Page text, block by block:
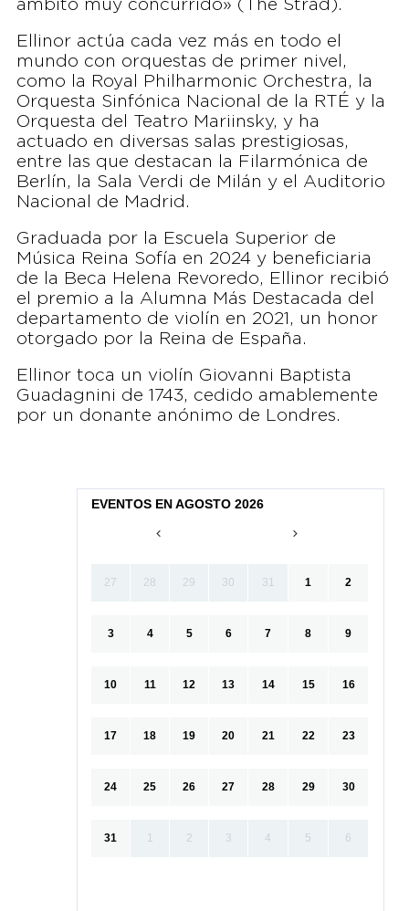
ámbito muy concurrido» (The Strad).
Ellinor actúa cada vez más en todo el
mundo con orquestas de primer nivel,
como la Royal Philharmonic Orchestra, la
Orquesta Sinfónica Nacional de la RTÉ y la
Orquesta del Teatro Mariinsky, y ha
actuado en diversas salas prestigiosas,
entre las que destacan la Filarmónica de
Berlín, la Sala Verdi de Milán y el Auditorio
Nacional de Madrid.
Graduada por la Escuela Superior de
Música Reina Sofía en 2024 y beneficiaria
de la Beca Helena Revoredo, Ellinor recibió
el premio a la Alumna Más Destacada del
departamento de violín en 2021, un honor
otorgado por la Reina de España.
Ellinor toca un violín Giovanni Baptista
Guadagnini de 1743, cedido amablemente
por un donante anónimo de Londres.
EVENTOS EN AGOSTO 2026
27 28 29 30 31 1 2
3 4 5 6 7 8 9
10 11 12 13 14 15 16
17 18 19 20 21 22 23
24 25 26 27 28 29 30
31 1 2 3 4 5 6